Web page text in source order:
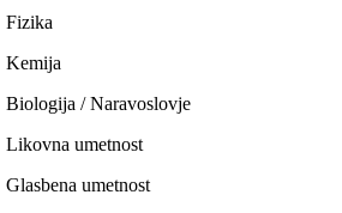
Fizika
Kemija
Biologija / Naravoslovje
Likovna umetnost
Glasbena umetnost